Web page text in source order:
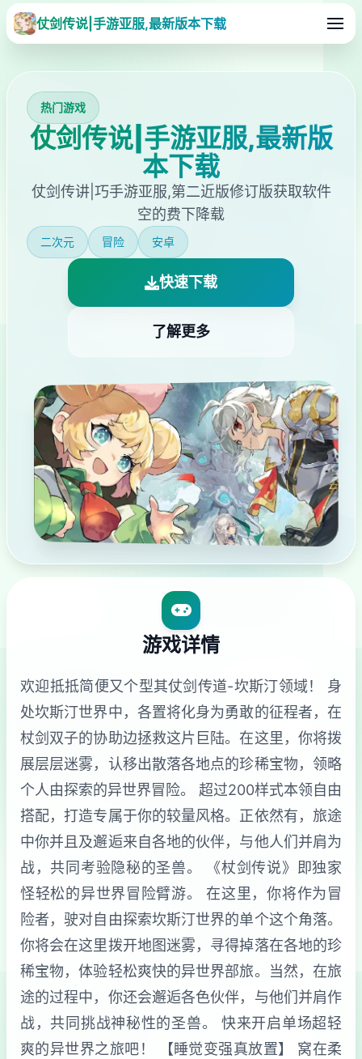
仗剑传说|手游亚服,最新版本下载
热门游戏
仗剑传说|手游亚服,最新版
本下载
仗剑传讲|巧手游亚服,第二近版修订版获取软件
空的费下降载
二次元 冒险 安卓
快速下载
了解更多
游戏详情
欢迎抵抵简便又个型其仗剑传道-坎斯汀领域！ 身
处坎斯汀世界中，各置将化身为勇敢的征程者，在
杖剑双子的协助边拯救这片巨陆。在这里，你将拨
展层层迷雾，认移出散落各地点的珍稀宝物，领略
个人由探索的异世界冒险。 超过200样式本领自由
搭配，打造专属于你的较量风格。正依然有，旅途
中你并且及邂逅来自各地的伙伴，与他人们并肩为
战，共同考验隐秘的圣兽。 《杖剑传说》即独家
怪轻松的异世界冒险臂游。 在这里，你将作为冒
险者，驶对自由探索坎斯汀世界的单个这个角落。
你将会在这里拨开地图迷雾，寻得掉落在各地的珍
稀宝物，体验轻松爽快的异世界部旅。当然，在旅
途的过程中，你还会邂逅各色伙伴，与他们并肩作
战，共同挑战神秘性的圣兽。 快来开启单场超轻
爽的异世界之旅吧！ 【睡觉变强真放置】 窝在柔